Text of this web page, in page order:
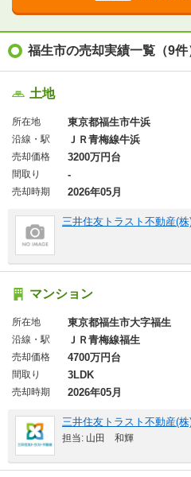
福生市の売却実績一覧（9件
土地
所在地 東京都福生市牛浜
沿線・駅 ＪＲ青梅線牛浜
売却価格 3200万円台
間取り -
売却時期 2026年05月
三井住友トラスト不動産(
マンション
所在地 東京都福生市大字福生
沿線・駅 ＪＲ青梅線福生
売却価格 4700万円台
間取り 3LDK
売却時期 2026年05月
三井住友トラスト不動産(
担当: 山田 和輝